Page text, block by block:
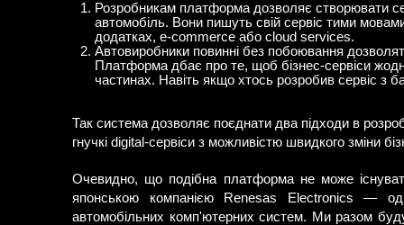
Розробникам платформа дозволяє створювати
автомобіль. Вони пишуть свій сервіс тими
додатках, e-commerce або cloud services.
Автовиробники повинні без побоювання
Платформа дбає про те, щоб бізнес-сервіси
частинах. Навіть якщо хтось розробив сервіс з
Так система дозволяє поєднати два підходи в
гнучкі digital-сервіси з можливістю швидкого зміни
Очевидно, що подібна платформа не може
японською компанією Renesas Electronics —
автомобільних комп'ютерних систем. Ми разом